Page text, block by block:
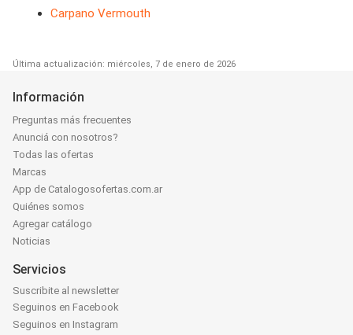
Carpano Vermouth
Última actualización: miércoles, 7 de enero de 2026
Información
Preguntas más frecuentes
Anunciá con nosotros?
Todas las ofertas
Marcas
App de Catalogosofertas.com.ar
Quiénes somos
Agregar catálogo
Noticias
Servicios
Suscribite al newsletter
Seguinos en Facebook
Seguinos en Instagram